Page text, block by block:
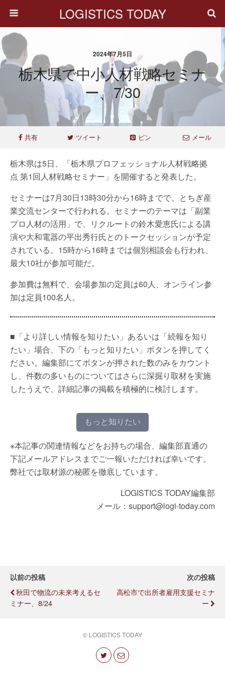
LOGISTICS TODAY
2024年7月5日
栃木県で中小人材戦略セミナ
ー、7/30
共有 ツイート ピン メール
栃木県は5日、「栃木県プロフェッショナル人材戦略拠
点 第1回人材戦略セミナー」を開催すると発表した。
セミナーは7月30日13時30分から16時までで、とちぎ産
業交流センターで行われる。セミナーのテーマは「副業
プロ人材の活用」で、リクルートの鈴木愛恵氏による講
演や大和電器の平出秀行氏とのトークセッションが予定
されている。15時から16時までは個別相談会も行われ、
最大10社が参加可能だ。
参加費は無料で、会場参加の定員は60人、オンライン参
加は定員100名人。
■「より詳しい情報を知りたい」あるいは「続報を知り
たい」場合、下の「もっと知りたい」ボタンを押してく
ださい。編集部にてボタンが押された数のみをカウント
し、件数の多いものについてはさらに深掘り取材を実施
したうえで、詳細記事の掲載を積極的に検討します。
もっと知りたい
※本記事の関連情報などをお持ちの場合、編集部直通の
下記メールアドレスまでご一報いただければ幸いです。
弊社では取材源の秘匿を徹底しています。
LOGISTICS TODAY編集部
メール：support@logi-today.com
以前の投稿
秋田で物流の未来考えるセ
ミナー、8/24
次の投稿
高松市で出所者雇用支援セミナ
ー
© LOGISTICS TODAY